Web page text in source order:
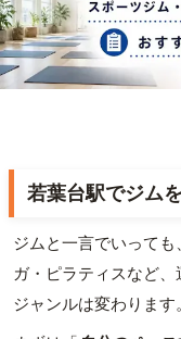
若葉台駅でジム
ジムと一言でいって
ガ・ピラティスなど
ジャンルは変わります。